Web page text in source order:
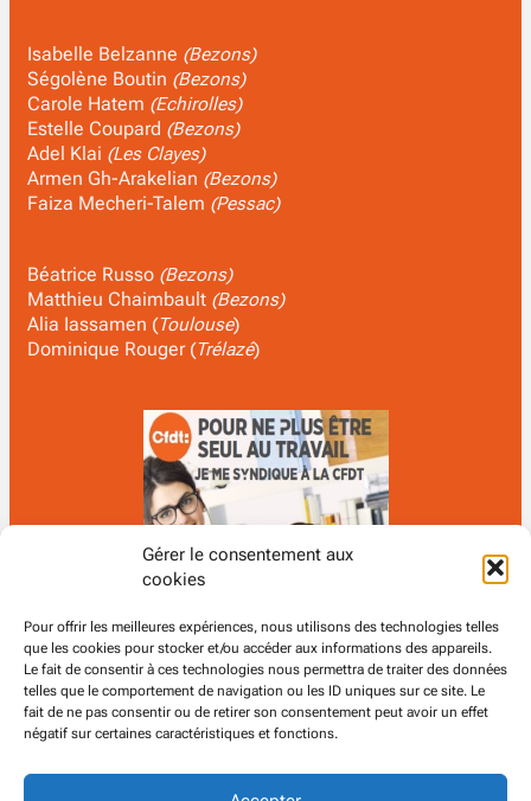
Gérer le consentement aux
cookies
Pour offrir les meilleures expériences, nous utilisons des technologies telles
que les cookies pour stocker et/ou accéder aux informations des appareils.
Le fait de consentir à ces technologies nous permettra de traiter des données
telles que le comportement de navigation ou les ID uniques sur ce site. Le
fait de ne pas consentir ou de retirer son consentement peut avoir un effet
négatif sur certaines caractéristiques et fonctions.
Isabelle Belzanne (Bezons)
Ségolène Boutin (Bezons)
Carole Hatem (Echirolles)
Estelle Coupard (Bezons)
Adel Klai (Les Clayes)
Armen Gh-Arakelian (Bezons)
Faiza Mecheri-Talem (Pessac)
Béatrice Russo (Bezons)
Matthieu Chaimbault (Bezons)
Alia Iassamen (Toulouse)
Dominique Rouger (Trélazé)